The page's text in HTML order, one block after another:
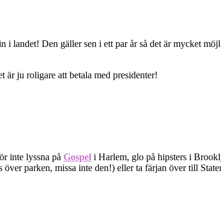
i landet! Den gäller sen i ett par år så det är mycket
ju roligare att betala med presidenter!
inte lyssna på Gospel i Harlem, glo på hipsters i
över parken, missa inte den!) eller ta färjan över till